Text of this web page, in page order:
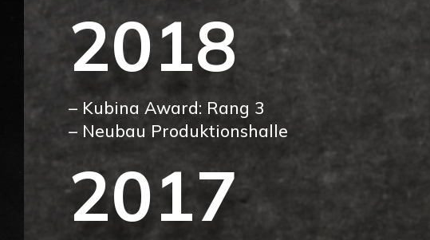
2018
– Kubina Award: Rang 3
– Neubau Produktionshalle
2017